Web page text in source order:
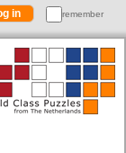
remember